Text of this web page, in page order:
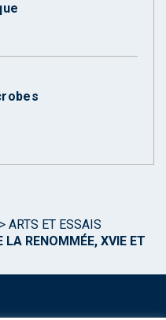
> ARTS ET ESSAIS
LA RENOMMÉE, XVIE ET